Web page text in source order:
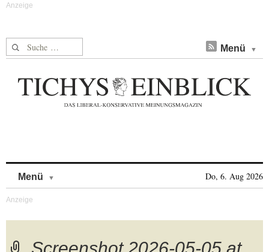
Suche nach: Menü
Menü Do, 6. Aug 2026